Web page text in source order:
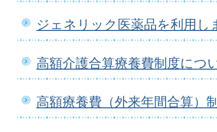
ジェネリック医薬品を利用し
高額介護合算療養費制度につ
高額療養費（外来年間合算）